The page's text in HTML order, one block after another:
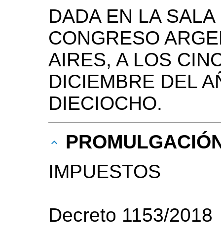
DADA EN LA
CONGRESO
AIRES, A LOS
DICIEMBRE DEL
DIECIOCHO.
IMPUESTOS
Decreto 1153/2018